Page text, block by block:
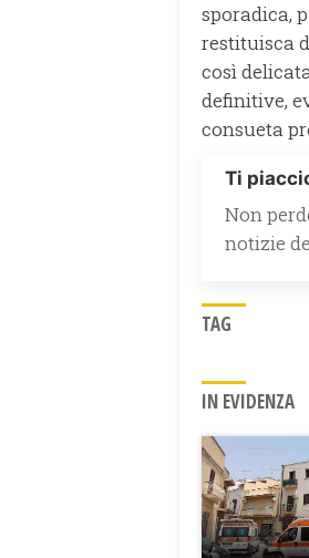
sporadica,
restituisca
così
definitive,
consueta
Ti
Non
notizie
TAG
IN EVIDENZA